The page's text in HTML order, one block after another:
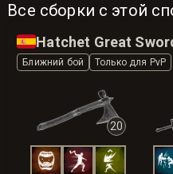
Все сборки с этой
🇪🇸
Ближний бой Только для PvP
20